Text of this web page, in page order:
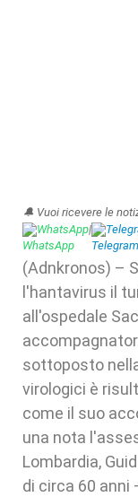
🔔 Vuoi ricevere le
WhatsApp|
(Adnkronos) –
l'hantavirus il
all'ospedale
sottoposto
virologici è
come il suo
una nota
Lombardia,
di circa 60 anni